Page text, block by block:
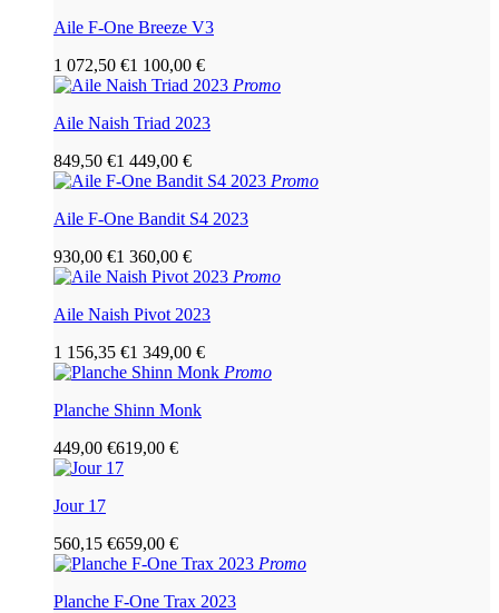
Aile F-One Breeze V3
1 072,50 €1 100,00 €
Promo
Aile Naish Triad 2023
849,50 €1 449,00 €
Promo
Aile F-One Bandit S4 2023
930,00 €1 360,00 €
Promo
Aile Naish Pivot 2023
1 156,35 €1 349,00 €
Promo
Planche Shinn Monk
449,00 €619,00 €
Jour 17
560,15 €659,00 €
Promo
Planche F-One Trax 2023